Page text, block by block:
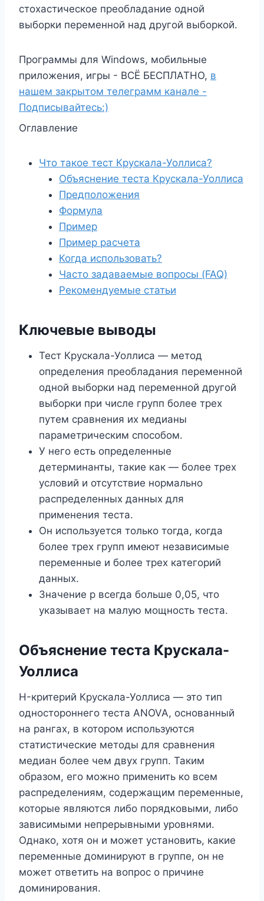
стохастическое преобладание одной
выборки переменной над другой выборкой.
Программы для Windows, мобильные
приложения, игры - ВСЁ БЕСПЛАТНО, в
нашем закрытом телеграмм канале -
Подписывайтесь:)
Оглавление
Что такое тест Крускала-Уоллиса?
Объяснение теста Крускала-Уоллиса
Предположения
Формула
Пример
Пример расчета
Когда использовать?
Часто задаваемые вопросы (FAQ)
Рекомендуемые статьи
Ключевые выводы
Тест Крускала-Уоллиса — метод
определения преобладания переменной
одной выборки над переменной другой
выборки при числе групп более трех
путем сравнения их медианы
параметрическим способом.
У него есть определенные
детерминанты, такие как — более трех
условий и отсутствие нормально
распределенных данных для
применения теста.
Он используется только тогда, когда
более трех групп имеют независимые
переменные и более трех категорий
данных.
Значение р всегда больше 0,05, что
указывает на малую мощность теста.
Объяснение теста Крускала-
Уоллиса
H-критерий Крускала-Уоллиса — это тип
одностороннего теста ANOVA, основанный
на рангах, в котором используются
статистические методы для сравнения
медиан более чем двух групп. Таким
образом, его можно применить ко всем
распределениям, содержащим переменные,
которые являются либо порядковыми, либо
зависимыми непрерывными уровнями.
Однако, хотя он и может установить, какие
переменные доминируют в группе, он не
может ответить на вопрос о причине
доминирования.